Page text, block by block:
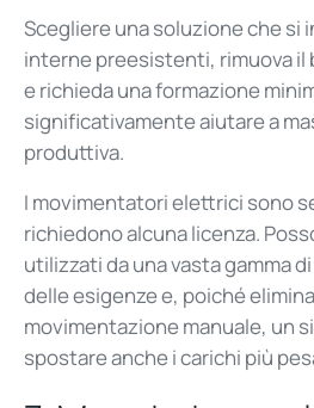
Scegliere una soluzione che
interne preesistenti, rimuova il
e richieda una formazione
significativamente aiutare a
produttiva.
I movimentatori elettrici sono
richiedono alcuna licenza.
utilizzati da una vasta gamma
delle esigenze e, poiché
movimentazione manuale, un
spostare anche i carichi più